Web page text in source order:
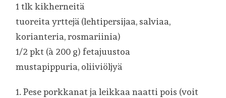
1 tlk kikherneitä
tuoreita yrttejä (lehtipersijaa, salviaa,
korianteria, rosmariinia)
1/2 pkt (à 200 g) fetajuustoa
mustapippuria, oliiviöljyä
1. Pese porkkanat ja leikkaa naatti pois (voit